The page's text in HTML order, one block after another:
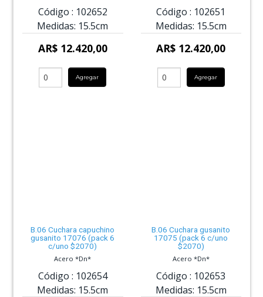
Código : 102652
Medidas: 15.5cm
AR$ 12.420,00
Agregar
Código : 102651
Medidas: 15.5cm
AR$ 12.420,00
Agregar
B.06 Cuchara capuchino
gusanito 17076 (pack 6
c/uno $2070)
Acero *Dn*
Código : 102654
Medidas: 15.5cm
B.06 Cuchara gusanito
17075 (pack 6 c/uno
$2070)
Acero *Dn*
Código : 102653
Medidas: 15.5cm